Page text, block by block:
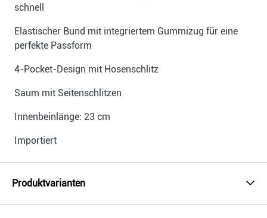
schnell
Elastischer Bund mit integriertem Gummizug für eine
perfekte Passform
4-Pocket-Design mit Hosenschlitz
Saum mit Seitenschlitzen
Innenbeinlänge: 23 cm
Importiert
Produktvarianten